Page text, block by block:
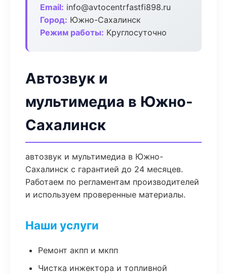
Email: info@avtocentrfastfi898.ru
Город: Южно-Сахалинск
Режим работы: Круглосуточно
Автозвук и
мультимедиа в Южно-
Сахалинск
автозвук и мультимедиа в Южно-
Сахалинск с гарантией до 24 месяцев.
Работаем по регламентам производителей
и используем проверенные материалы.
Наши услуги
Ремонт акпп и мкпп
Чистка инжектора и топливной